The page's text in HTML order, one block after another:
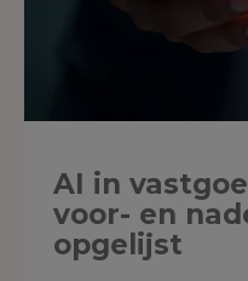
AI in
voor- en
opgelijst